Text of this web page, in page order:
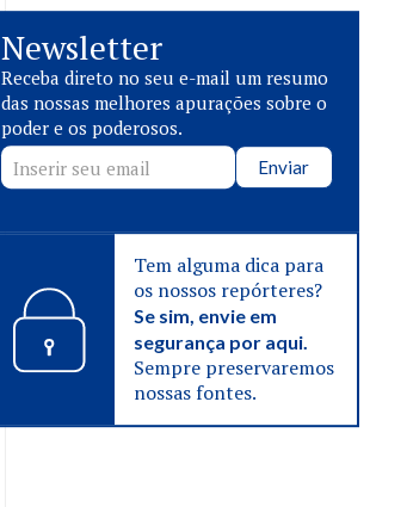
Newsletter
Receba direto no seu e-mail um resumo
das nossas melhores apurações sobre o
poder e os poderosos.
Enviar
Tem alguma dica para
os nossos repórteres?
Se sim, envie em
segurança por aqui.
Sempre preservaremos
nossas fontes.